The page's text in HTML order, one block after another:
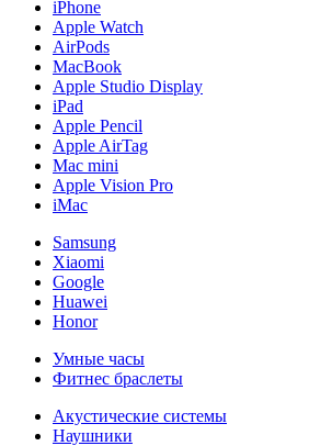
iPhone
Apple Watch
AirPods
MacBook
Apple Studio Display
iPad
Apple Pencil
Apple AirTag
Mac mini
Apple Vision Pro
iMac
Samsung
Xiaomi
Google
Huawei
Honor
Умные часы
Фитнес браслеты
Акустические системы
Наушники